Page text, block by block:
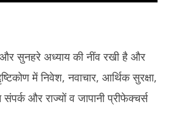
सुनहरे अध्याय की नींव रखी है और
में निवेश, नवाचार, आर्थिक सुरक्षा,
और राज्यों व जापानी प्रीफेक्चर्स